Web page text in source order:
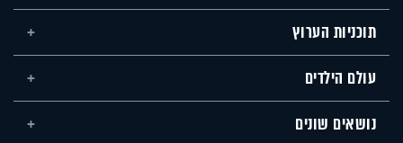
תוכניות הערוץ
עולם הילדים
נושאים שונים